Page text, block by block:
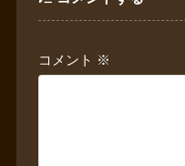
コメント ※